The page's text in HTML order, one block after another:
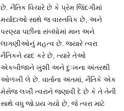
છે. નૈતિક વિચારે છે કે પ્રેમ જિંદગીમાં
મર્યાદાઓ સાથે જ વાસ્તવિક છે, અને
પરણ્યા પછીના સંબંધોમાં માન અને
લાગણીઓનું મહત્વ છે. જ્યારે ત્વરા
નૈતિકને યાદ કરે છે, ત્યારે તેઓ
એકબીજાને ખુશી અને દુઃખના અંતરથી
ઓળખી લે છે. વાર્તાના અંતમાં, નૈતિકે એક
મેસેજ લખી ત્વરાને જણાવી દે છે કે તે તેની
સાથે વધુ જોડાય ગયો છે, જે ત્વરા માટે